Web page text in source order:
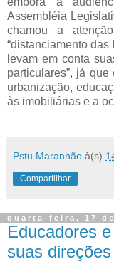
Assembléia
chamou a
“distanciamento
levam em conta
particulares”, já
urbanização,
às imobiliárias e a
Pstu Maranhão à(s)
Compartilhar
quarta-feira, 17
Educadores
suas